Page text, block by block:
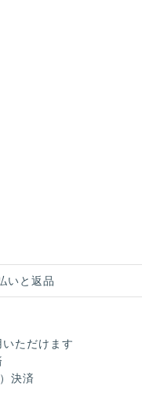
いと返品
ただけます
決済